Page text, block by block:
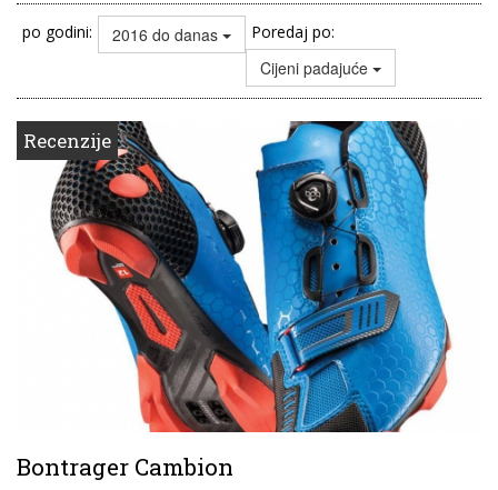
po godini: 2016 do danas Poredaj po:
Cijeni padajuće
Recenzije
Bontrager Cambion